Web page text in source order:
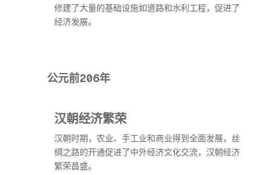
修建了大量的基础设施如道路和水利工程，促进了
经济发展。
公元前206年
汉朝经济繁荣
汉朝时期，农业、手工业和商业得到全面发展，丝
绸之路的开通促进了中外经济文化交流，汉朝经济
繁荣昌盛。